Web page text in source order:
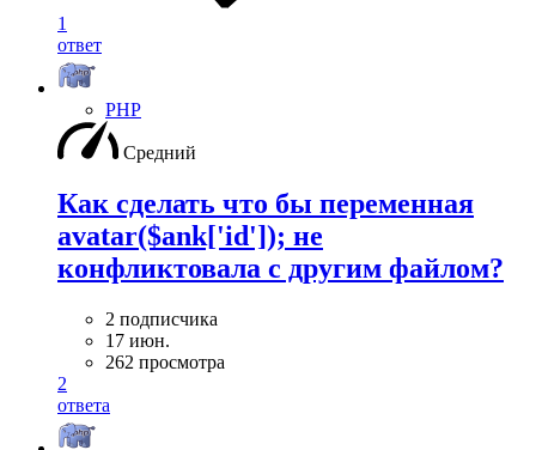
1
ответ
PHP
Средний
Как сделать что бы переменная
avatar($ank['id']); не
конфликтовала с другим файлом?
2 подписчика
17 июн.
262 просмотра
2
ответа